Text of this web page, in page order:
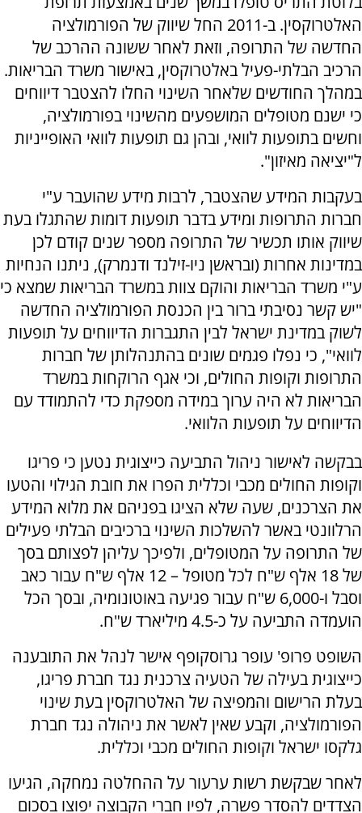
האלטרוקסין. ב-2011 החל שיווק של הפורמולציה
החדשה של התרופה, וזאת לאחר ששונה ההרכב של
הרכיב הבלתי-פעיל באלטרוקסין, באישור משרד הבריאות.
במהלך החודשים שלאחר השינוי החלו להצטבר דיווחים
כי ישנם מטופלים המושפעים מהשינוי בפורמולציה,
וחשים בתופעות לוואי, ובהן גם תופעות לוואי האופייניות
ל"יציאה מאיזון".
בעקבות המידע שהצטבר, לרבות מידע שהועבר ע"י
חברות התרופות ומידע בדבר תופעות דומות שהתגלו בעת
שיווק אותו תכשיר של התרופה מספר שנים קודם לכן
במדינות אחרות (ובראשן ניו-זילנד ודנמרק), ניתנו הנחיות
ע"י משרד הבריאות והוקם צוות במשרד הבריאות שמצא כי
"יש קשר נסיבתי ברור בין הכנסת הפורמולציה החדשה
לשוק במדינת ישראל לבין התגברות הדיווחים על תופעות
לוואי", כי נפלו פגמים שונים בהתנהלותן של חברות
התרופות וקופות החולים, וכי אגף הרוקחות במשרד
הבריאות לא היה ערוך במידה מספקת כדי להתמודד עם
הדיווחים על תופעות הלוואי.
בבקשה לאישור ניהול התביעה כייצוגית נטען כי פריגו
וקופות החולים מכבי וכללית הפרו את חובת הגילוי והטעו
את הצרכנים, שעה שלא הציגו בפניהם את מלוא המידע
הרלוונטי באשר להשלכות השינוי ברכיבים הבלתי פעילים
של התרופה על המטופלים, ולפיכך עליהן לפצותם בסך
של 18 אלף ש"ח לכל מטופל – 12 אלף ש"ח עבור כאב
וסבל ו-6,000 ש"ח עבור פגיעה באוטונומיה, ובסך הכל
הועמדה התביעה על כ-4.5 מיליארד ש"ח.
השופט פרופ' עופר גרוסקופף אישר לנהל את התובענה
כייצוגית בעילה של הטעיה צרכנית נגד חברת פריגו,
בעלת הרישום והמפיצה של האלטרוקסין בעת שינוי
הפורמולציה, וקבע שאין לאשר את ניהולה נגד חברת
גלקסו ישראל וקופות החולים מכבי וכללית.
לאחר שבקשת רשות ערעור על ההחלטה נמחקה, הגיעו
הצדדים להסדר פשרה, לפיו חברי הקבוצה יפוצו בסכום